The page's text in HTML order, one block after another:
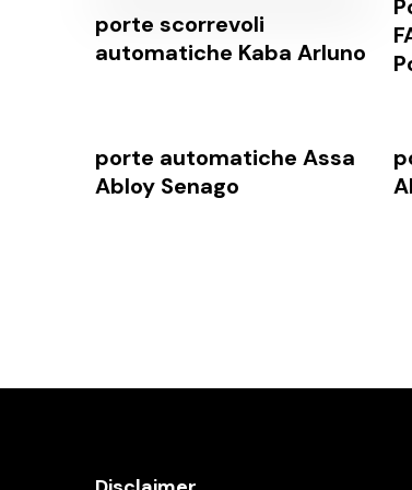
porte scorrevoli
automatiche Kaba Arluno
porte automatiche Assa
Abloy Senago